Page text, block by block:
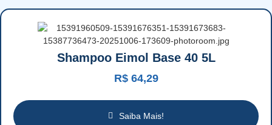
Shampoo Eimol Base 40 5L
R$64,29
Saiba Mais!